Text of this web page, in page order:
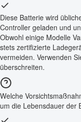
Diese Batterie wird
Controller geladen und
Obwohl einige Modelle
stets zertifizierte
vermeiden. Verwenden
überschreiten.
Welche
um die Lebensdauer der